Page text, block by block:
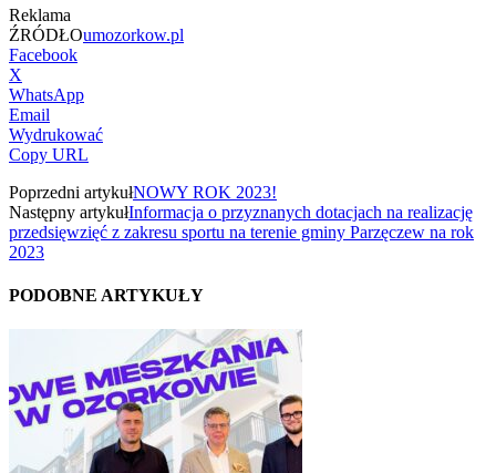
Reklama
ŹRÓDŁOumozorkow.pl
Facebook
X
WhatsApp
Email
Wydrukować
Copy URL
Poprzedni artykułNOWY ROK 2023!
Następny artykułInformacja o przyznanych dotacjach na realizację
przedsięwzięć z zakresu sportu na terenie gminy Parzęczew na rok
2023
PODOBNE ARTYKUŁY